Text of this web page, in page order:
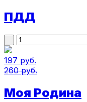
ПДД
197 руб.
260 руб.
Моя Родина